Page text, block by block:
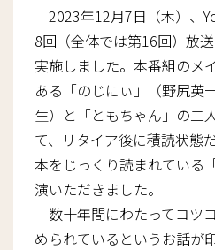
2023年12月7日（木）、
8回（全体では第16回）放
実施しました。本番組のメ
ある「のじにぃ」（野尻英
生）と「ともちゃん」の二
て、リタイア後に積読状態
本をじっくり読まれている
演いただきました。
数十年間にわたってコツ
められているというお話が